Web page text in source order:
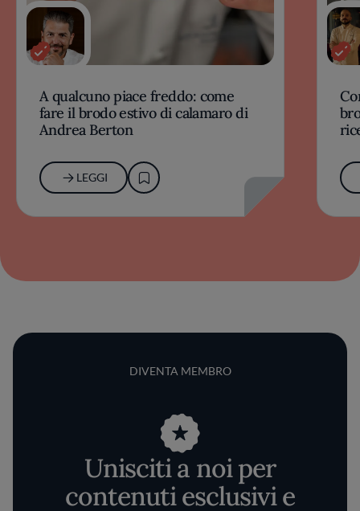
A qualcuno piace freddo: come
fare il brodo estivo di calamaro di
Andrea Berton
LEGGI
DIVENTA MEMBRO
Unisciti a noi per
contenuti esclusivi e